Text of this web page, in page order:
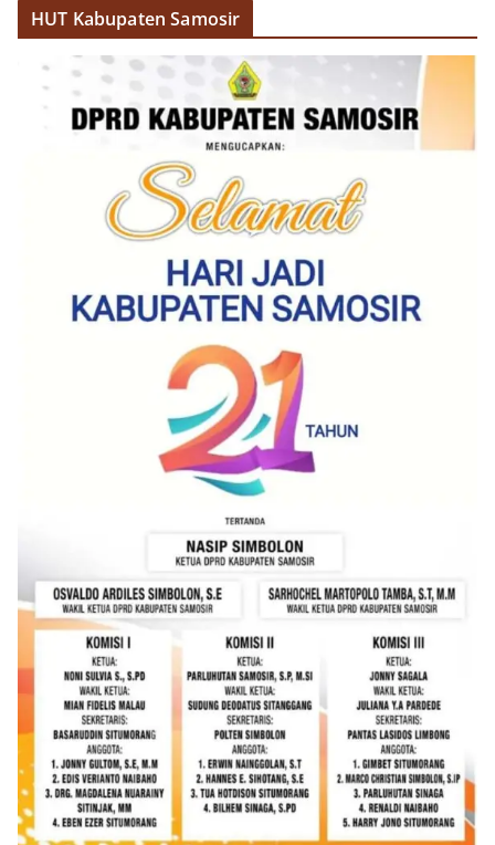
sambang Door to Door System (DDS) kepada
warga di wilayah Kelurahan Sunggal, Kecamatan
Medan Sunggal, pada Rabu (05/08/2026).‎‎Kegiatan
tersebut berlangsung sejak pukul 09.00 WIB
hingga selesai, menyasar rumah-rumah warga di
beberapa lingkungan yang ada di kelurahan
tersebut.‎Sambang Langsung ke Rumah
Warga‎Dalam kegiatan ini, Aiptu Muliyadi
Suraukur mendatangi warga secara langsung dari
rumah ke rumah untuk menjalin silaturahmi
sekaligus menyampaikan pesan-pesan
kamtibmas. Kehadiran petugas disambut baik
oleh warga, yang sebagian besar tengah bersiap
menyambut momentum HUT Kemerdekaan RI
dengan berbagai persiapan di lingkungan
masing-masing.‎Dalam dialog yang berlangsung
akrab, Bhabinkamtibmas menyapa warga,
menanyakan kondisi keamanan dan kenyamanan
lingkungan tempat tinggal, serta membuka ruang
komunikasi dua arah agar warga dapat
menyampaikan keluhan maupun informasi terkait
situasi kamtibmas di sekitar mereka.‎‎‎Salah satu
poin utama yang disampaikan dalam kegiatan
sambang ini adalah imbauan kepada warga untuk
memasang bendera Merah Putih secara penuh,
bukan setengah tiang, sebagai bentuk
penghormatan dan rasa cinta tanah air
menjelang perayaan HUT Kemerdekaan RI.
Petugas mengingatkan bahwa pemasangan
bendera dengan benar merupakan salah satu
wujud nyata partisipasi masyarakat dalam
memperingati hari bersejarah bangsa
Indonesia.‎‎”Kami mengimbau kepada seluruh
warga agar mulai mempersiapkan dan memasang
bendera Merah Putih di depan rumah masing-
masing secara penuh. Ini adalah bentuk
penghormatan kita bersama terhadap
perjuangan para pahlawan yang telah merebut
HUT Kabupaten Samosir